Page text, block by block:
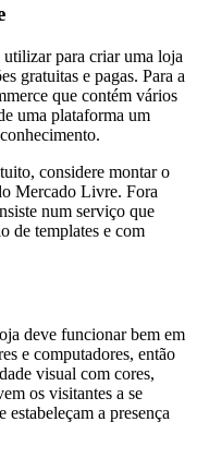
para criar uma loja
gratuitas e pagas. Para a
que contém vários
uma plataforma um
considere montar o
Mercado Livre. Fora
num serviço que
de templates e com
deve funcionar bem em
e computadores, então
visual com cores,
os visitantes a se
a presença